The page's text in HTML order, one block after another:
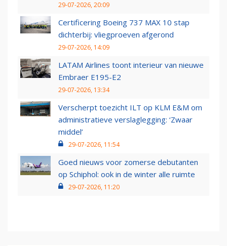
29-07-2026, 20:09
Certificering Boeing 737 MAX 10 stap
dichterbij: vliegproeven afgerond
29-07-2026, 14:09
LATAM Airlines toont interieur van nieuwe
Embraer E195-E2
29-07-2026, 13:34
Verscherpt toezicht ILT op KLM E&M om
administratieve verslaglegging: ‘Zwaar
middel’
29-07-2026, 11:54
Goed nieuws voor zomerse debutanten
op Schiphol: ook in de winter alle ruimte
29-07-2026, 11:20